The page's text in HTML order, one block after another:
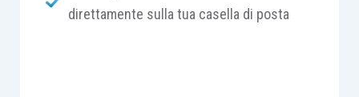
direttamente sulla tua casella di posta